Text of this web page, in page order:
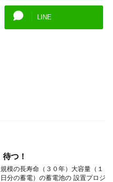
LINE
つ！
模の長寿命（３０年）大容量（１
分の蓄電）の蓄電池の 設置プロジ